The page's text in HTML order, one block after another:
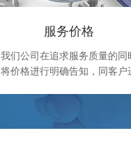
服务价格
我们公司在追求服务质量的同
将价格进行明确告知，同客户